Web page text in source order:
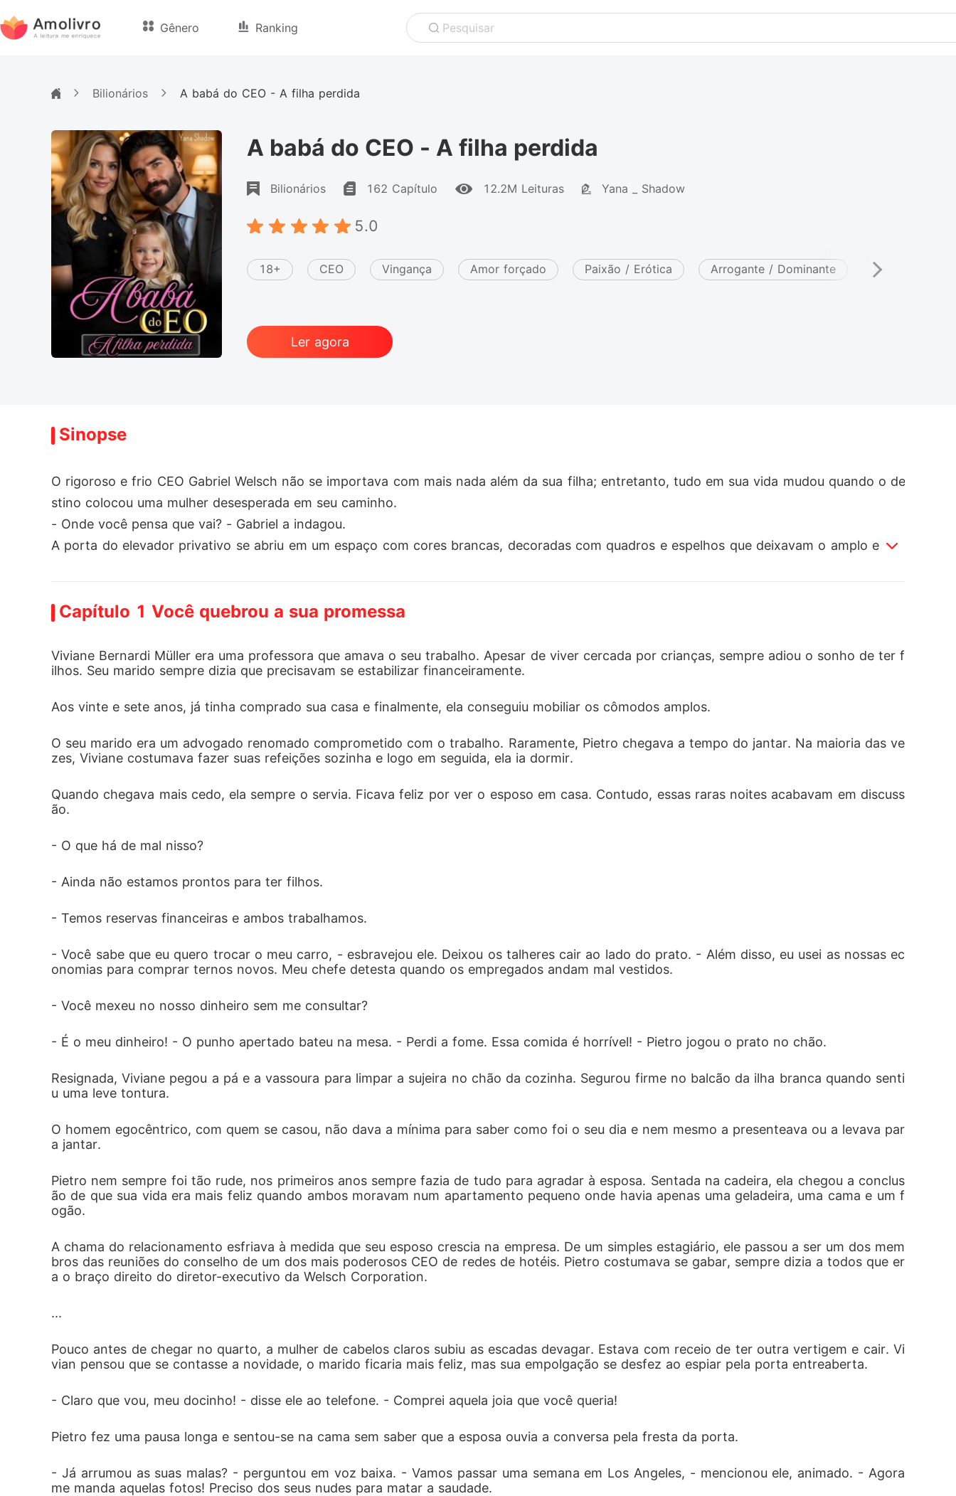
Gênero Ranking Pesquisar
Bilionários A babá do CEO - A filha perdida
A babá do CEO - A filha perdida
Bilionários 162 Capítulo 12.2M Leituras Yana _ Shadow
5.0
18+ CEO Vingança Amor forçado Paixão / Erótica Arrogante / Dominante Charmoso
Ler agora
Sinopse
O rigoroso e frio CEO Gabriel Welsch não se importava com mais nada além da sua filha; entretanto, tudo em sua vida mudou quando o de
stino colocou uma mulher desesperada em seu caminho.
- Onde você pensa que vai? - Gabriel a indagou.
A porta do elevador privativo se abriu em um espaço com cores brancas, decoradas com quadros e espelhos que deixavam o amplo escrit
- Me desculpe! - Ela continuou parada, tentando lidar com a vergonha. - Como eu saio daqui?
-Eu vim para a entrevista de babá, mas... - depois desse fiasco, ela parou de falar.
Não era só o fato de estar na sala do dono da empresa, ela estava sem graça por lembrar da forma que tratou Gabriel poucos minutos ant
- Qual o seu nome? - A expressão impassível do CEO a esquadrinhou.
- Viviane! - respondeu em voz baixa.
Gabriel rabiscou numa folha e a fuzilou com o olhar. Naquele momento, ela viu que a sua chance de encontrar a filha estava perdida".
u a bebê  enquanto ela estava em coma.
Capítulo 1 Você quebrou a sua promessa
Viviane Bernardi Müller era uma professora que amava o seu trabalho. Apesar de viver cercada por crianças, sempre adiou o sonho de ter f
ilhos. Seu marido sempre dizia que precisavam se estabilizar financeiramente.
Aos vinte e sete anos, já tinha comprado sua casa e finalmente, ela conseguiu mobiliar os cômodos amplos.
O seu marido era um advogado renomado comprometido com o trabalho. Raramente, Pietro chegava a tempo do jantar. Na maioria das ve
zes, Viviane costumava fazer suas refeições sozinha e logo em seguida, ela ia dormir.
Quando chegava mais cedo, ela sempre o servia. Ficava feliz por ver o esposo em casa. Contudo, essas raras noites acabavam em discuss
ão.
- O que há de mal nisso?
- Ainda não estamos prontos para ter filhos.
- Temos reservas financeiras e ambos trabalhamos.
- Você sabe que eu quero trocar o meu carro, - esbravejou ele. Deixou os talheres cair ao lado do prato. - Além disso, eu usei as nossas ec
onomias para comprar ternos novos. Meu chefe detesta quando os empregados andam mal vestidos.
- Você mexeu no nosso dinheiro sem me consultar?
- É o meu dinheiro! - O punho apertado bateu na mesa. - Perdi a fome. Essa comida é horrível! - Pietro jogou o prato no chão.
Resignada, Viviane pegou a pá e a vassoura para limpar a sujeira no chão da cozinha. Segurou firme no balcão da ilha branca quando senti
u uma leve tontura.
O homem egocêntrico, com quem se casou, não dava a mínima para saber como foi o seu dia e nem mesmo a presenteava ou a levava par
a jantar.
Pietro nem sempre foi tão rude, nos primeiros anos sempre fazia de tudo para agradar à esposa. Sentada na cadeira, ela chegou a conclus
ão de que sua vida era mais feliz quando ambos moravam num apartamento pequeno onde havia apenas uma geladeira, uma cama e um f
ogão.
A chama do relacionamento esfriava à medida que seu esposo crescia na empresa. De um simples estagiário, ele passou a ser um dos mem
bros das reuniões do conselho de um dos mais poderosos CEO de redes de hotéis. Pietro costumava se gabar, sempre dizia a todos que er
a o braço direito do diretor-executivo da Welsch Corporation.
...
Pouco antes de chegar no quarto, a mulher de cabelos claros subiu as escadas devagar. Estava com receio de ter outra vertigem e cair. Vi
vian pensou que se contasse a novidade, o marido ficaria mais feliz, mas sua empolgação se desfez ao espiar pela porta entreaberta.
- Claro que vou, meu docinho! - disse ele ao telefone. - Comprei aquela joia que você queria!
Pietro fez uma pausa longa e sentou-se na cama sem saber que a esposa ouvia a conversa pela fresta da porta.
- Já arrumou as suas malas? - perguntou em voz baixa. - Vamos passar uma semana em Los Angeles, - mencionou ele, animado. - Agora
me manda aquelas fotos! Preciso dos seus nudes para matar a saudade.